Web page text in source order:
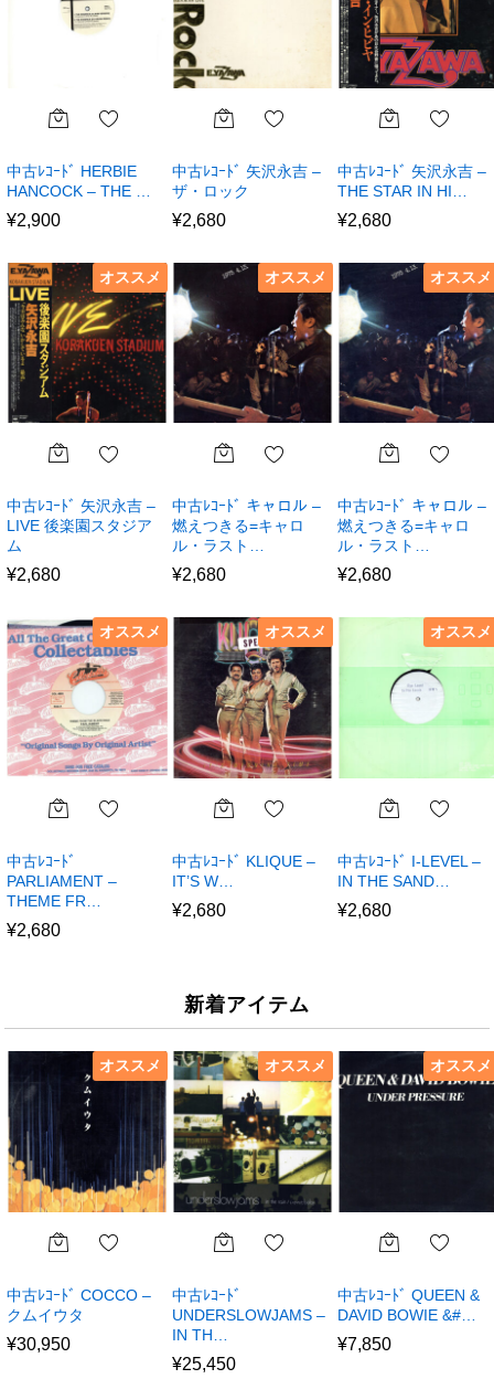
中古ﾚｺｰﾄﾞ HERBIE
HANCOCK – THE …
¥2,900
中古ﾚｺｰﾄﾞ 矢沢永吉 –
ザ・ロック
¥2,680
中古ﾚｺｰﾄﾞ 矢沢永吉 –
THE STAR IN HI…
¥2,680
オススメ
中古ﾚｺｰﾄﾞ 矢沢永吉 –
LIVE 後楽園スタジア
ム
¥2,680
オススメ
中古ﾚｺｰﾄﾞ キャロル –
燃えつきる=キャロ
ル・ラスト…
¥2,680
オススメ
中古ﾚｺｰﾄﾞ キャロル –
燃えつきる=キャロ
ル・ラスト…
¥2,680
オススメ
中古ﾚｺｰﾄﾞ
PARLIAMENT –
THEME FR…
¥2,680
オススメ
中古ﾚｺｰﾄﾞ KLIQUE –
IT’S W…
¥2,680
オススメ
中古ﾚｺｰﾄﾞ I-LEVEL –
IN THE SAND…
¥2,680
新着アイテム
オススメ
中古ﾚｺｰﾄﾞ COCCO –
クムイウタ
¥30,950
オススメ
中古ﾚｺｰﾄﾞ
UNDERSLOWJAMS –
IN TH…
¥25,450
オススメ
中古ﾚｺｰﾄﾞ QUEEN &
DAVID BOWIE &#…
¥7,850